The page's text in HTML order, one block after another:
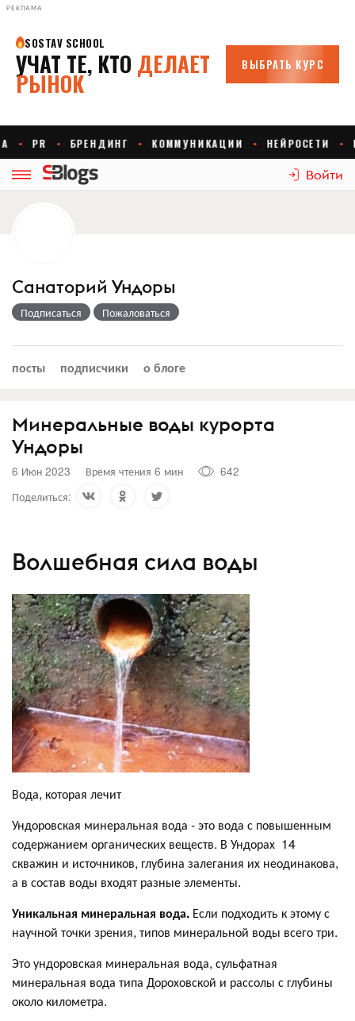
РЕКЛАМА
Войти
Санаторий Ундоры
Подписаться Пожаловаться
посты подписчики о блоге
Минеральные воды курорта
Ундоры
6 Июн 2023 Время чтения 6 мин
642
Поделиться:
Волшебная сила воды
Вода, которая лечит
Ундоровская минеральная вода - это вода с повышенным
содержанием органических веществ. В Ундорах 14
скважин и источников, глубина залегания их неодинакова,
а в состав воды входят разные элементы.
Уникальная минеральная вода. Если подходить к этому с
научной точки зрения, типов минеральной воды всего три.
Это ундоровская минеральная вода, сульфатная
минеральная вода типа Дороховской и рассолы с глубины
около километра.